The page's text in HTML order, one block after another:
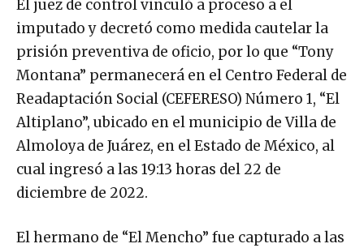
El juez de control vinculó a proceso a el
imputado y decretó como medida cautelar la
prisión preventiva de oficio, por lo que “Tony
Montana” permanecerá en el Centro Federal de
Readaptación Social (CEFERESO) Número 1, “El
Altiplano”, ubicado en el municipio de Villa de
Almoloya de Juárez, en el Estado de México, al
cual ingresó a las 19:13 horas del 22 de
diciembre de 2022.
El hermano de “El Mencho” fue capturado a las